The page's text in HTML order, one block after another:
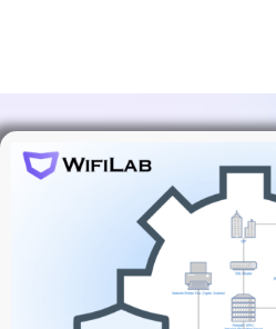
Подпишитесь
У нас много событий и
этом